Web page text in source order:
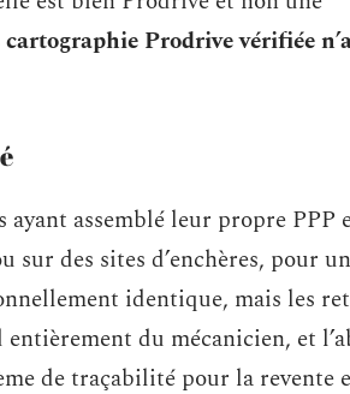
Prodrive vérifiée
assemblé leur propre PPP
sur des sites d’enchères, pour
identique, mais les
du mécanicien, et
de traçabilité pour la revente